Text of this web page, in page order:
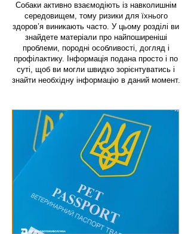
Собаки активно взаємодіють із навколишнім
середовищем, тому ризики для їхнього
здоров’я виникають часто. У цьому розділі ви
знайдете матеріали про найпоширеніші
проблеми, породні особливості, догляд і
профілактику. Інформація подана просто і по
суті, щоб ви могли швидко зорієнтуватись і
знайти необхідну інформацію в даний момент.